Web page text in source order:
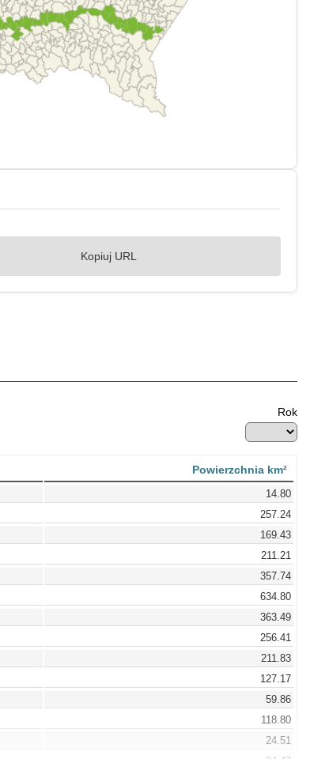
Kopiuj URL
Rok
Powierzchnia km²
14.80
257.24
169.43
211.21
357.74
634.80
363.49
256.41
211.83
127.17
59.86
118.80
24.51